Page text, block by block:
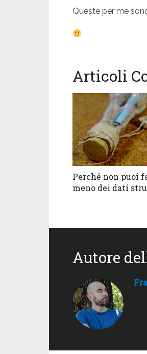
Queste per me
Articoli
Perché non puoi
meno dei dati
Autore